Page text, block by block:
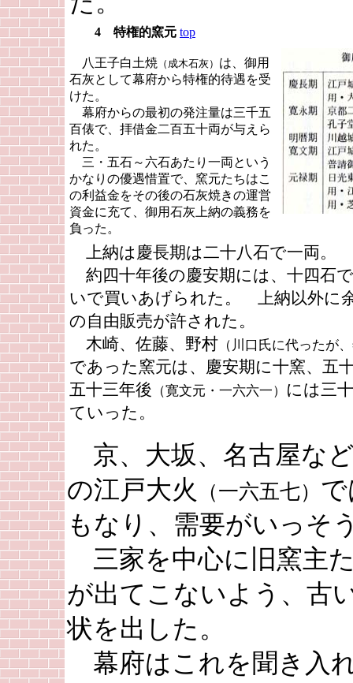
4 特権的窯元 top
八王子白土焼 （成木石灰） は、御用
石灰として幕府から特権的待遇を受
けた。
幕府からの最初の発注量は三千五
百俵で、拝借金二百五十両が与えら
れた。
三・五石～六石あたり一両という
かなりの優遇惜置で、窯元たちはこ
の利益金をその後の石灰焼きの運営
資金に充て、御用石灰上納の義務を
負った。
上納は慶長期は二十八石で一両。
約四十年後の慶安期には、十四石
いで買いあげられた。 上納以外に
の自由販売が許された。
木崎、佐藤、野村 （川口氏に代ったが
であった窯元は、慶安期に十窯、五
五十三年後 （寛文元・一六六一）
には三
ていった。
京、大坂、名古屋な
の江戸大火
（一六五七）
もなり、需要がいっそ
三家を中心に旧窯主
が出てこないよう、古
状を出した。
幕府はこれを聞き入